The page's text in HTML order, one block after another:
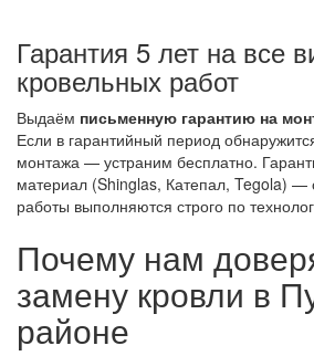
Гарантия 5 лет на все
кровельных работ
Выдаём письменную гарантию на
Если в гарантийный период
монтажа — устраним бесплатно.
материал (Shinglas, Катепал, Tegola) —
работы выполняются строго по
Почему нам
замену кровли в
районе